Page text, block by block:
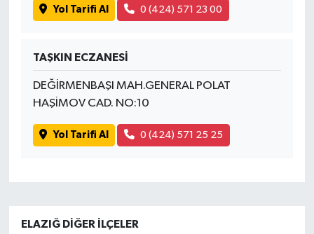
Yol Tarifi Al 0 (424) 571 23 00
TAŞKIN ECZANESİ
DEĞİRMENBAŞI MAH.GENERAL POLAT
HAŞİMOV CAD. NO:10
Yol Tarifi Al 0 (424) 571 25 25
ELAZIĞ DIĞER İLÇELER